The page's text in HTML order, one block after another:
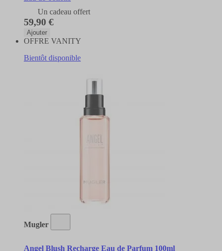
Un cadeau offert
59,90 €
Ajouter
OFFRE VANITY
Bientôt disponible
Mugler
Angel Blush Recharge Eau de Parfum 100ml